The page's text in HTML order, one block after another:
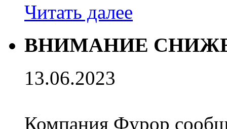
Читать далее
ВНИМАНИЕ
13.06.2023
Компания Фурор